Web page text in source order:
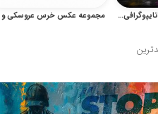
مجموعه طرح نوشته و تایپوگرافی برای چاپ تیشرت و پوستر